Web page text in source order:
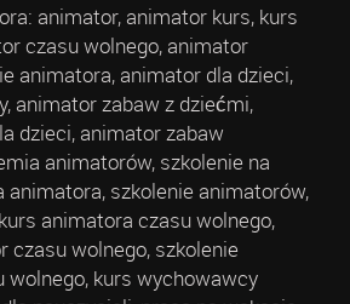
animator, animator kurs, kurs
czasu wolnego, animator
animatora, animator dla dzieci,
animator zabaw z dziećmi,
dzieci, animator zabaw
animatorów, szkolenie na
animatora, szkolenie animatorów,
animatora czasu wolnego,
czasu wolnego, szkolenie
wolnego, kurs wychowawcy